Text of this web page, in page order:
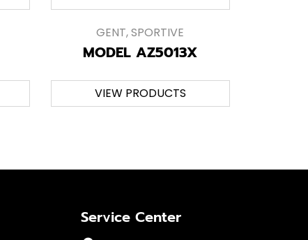
GENT,SPORTIVE
MODEL AZ5013X
VIEW PRODUCTS
Service Center